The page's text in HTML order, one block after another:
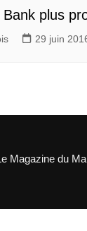
plus
29 juin
Magazine du